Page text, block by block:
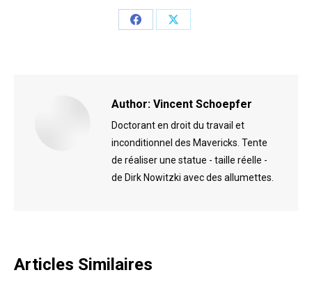
Share
Share
Author: Vincent Schoepfer
Doctorant en droit du travail et
inconditionnel des Mavericks. Tente
de réaliser une statue - taille réelle -
de Dirk Nowitzki avec des allumettes.
Articles Similaires